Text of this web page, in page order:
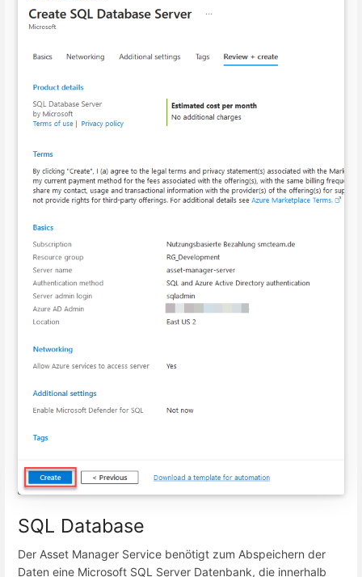
SQL Database
Der Asset Manager Service benötigt zum Abspeichern der
Daten eine Microsoft SQL Server Datenbank, die innerhalb